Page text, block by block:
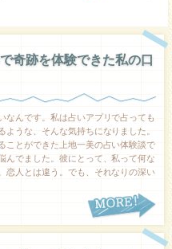
奇跡を体験できた私の口
なんです。私は占いアプリで占っても
うな、そんな気持ちになりました。
ことができた上地一美の占い体験談で
んでました。彼にとって、私って何な
恋人とは違う。でも、それなりの深い